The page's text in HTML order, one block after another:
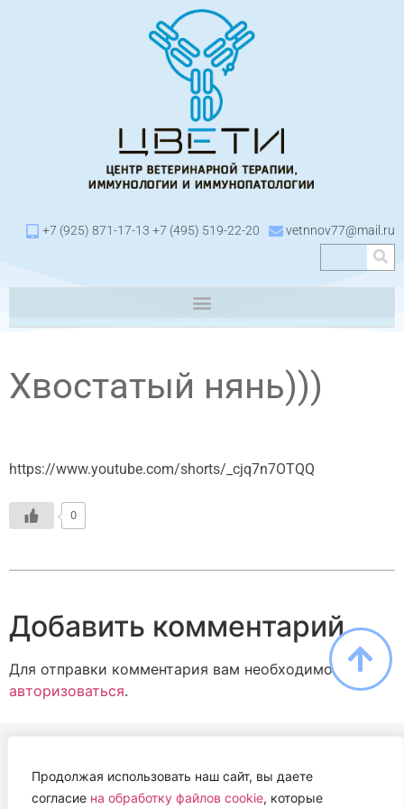
Продолжая использовать наш сайт, вы даете
согласие на обработку файлов cookie, которые
+7 (925) 871-17-13 +7 (495) 519-22-20 vetnnov77@mail.ru
Хвостатый нянь)))
https://www.youtube.com/shorts/_cjq7n7OTQQ
0
Добавить комментарий
Для отправки комментария вам необходимо
авторизоваться.
АВТОНОМНАЯ НЕКОММЕРЧЕСКАЯ ОРГАНИЗАЦИЯ
«ЦЕНТР ВЕТЕРИНАРНОЙ ТЕРАПИИ, ИММУНОЛОГИИ И